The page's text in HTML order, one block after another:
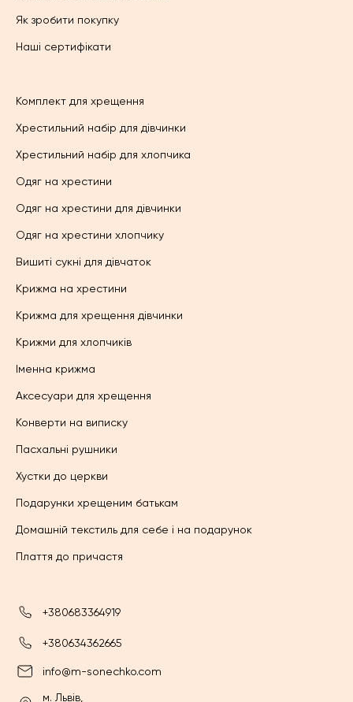
Як зробити покупку
Наші сертифікати
Комплект для хрещення
Хрестильний набір для дівчинки
Хрестильний набір для хлопчика
Одяг на хрестини
Одяг на хрестини для дівчинки
Одяг на хрестини хлопчику
Вишиті сукні для дівчаток
Крижма на хрестини
Крижма для хрещення дівчинки
Крижми для хлопчиків
Іменна крижма
Аксесуари для хрещення
Конверти на виписку
Пасхальні рушники
Хустки до церкви
Подарунки хрещеним батькам
Домашній текстиль для себе і на подарунок
Плаття до причастя
+380683364919
+380634362665
info@m-sonechko.com
м. Львів,